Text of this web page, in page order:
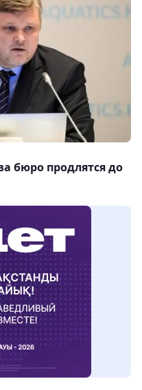
бюро продлятся до